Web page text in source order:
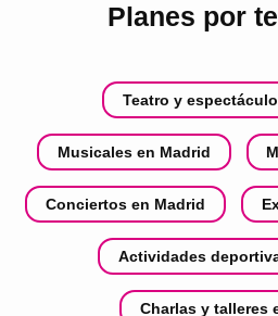
Planes por
Teatro y
Musicales en Madrid
Conciertos en Madrid
Actividades
Charlas y talleres